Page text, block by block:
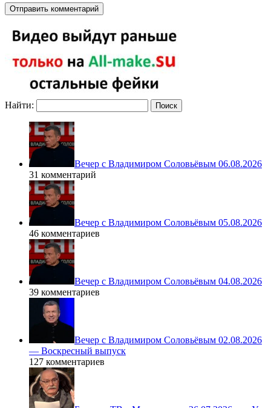
Найти:
Вечер с Владимиром Соловьёвым 06.08.2026
31 комментарий
Вечер с Владимиром Соловьёвым 05.08.2026
46 комментариев
Вечер с Владимиром Соловьёвым 04.08.2026
39 комментариев
Вечер с Владимиром Соловьёвым 02.08.2026
— Воскресный выпуск
127 комментариев